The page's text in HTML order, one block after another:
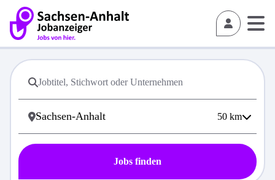
50 km
Jobs finden